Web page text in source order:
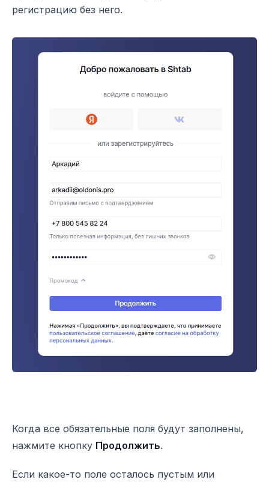
регистрацию без него.
Когда все обязательные поля будут заполнены,
нажмите кнопку Продолжить.
Если какое-то поле осталось пустым или